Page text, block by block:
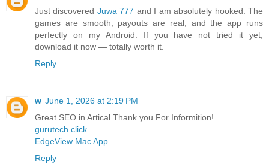
Just discovered Juwa 777 and I am absolutely hooked. The
games are smooth, payouts are real, and the app runs
perfectly on my Android. If you have not tried it yet,
download it now — totally worth it.
Reply
w June 1, 2026 at 2:19 PM
Great SEO in Artical Thank you For Informition!
gurutech.click
EdgeView Mac App
Reply